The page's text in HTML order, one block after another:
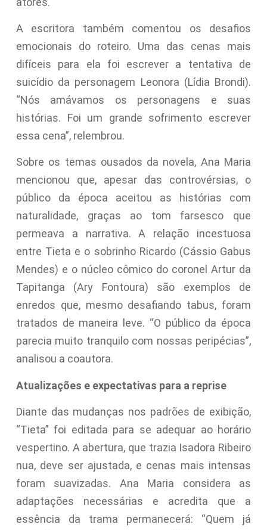
A escritora também comentou os desafios
emocionais do roteiro. Uma das cenas mais
difíceis para ela foi escrever a tentativa de
suicídio da personagem Leonora (Lídia Brondi).
“Nós amávamos os personagens e suas
histórias. Foi um grande sofrimento escrever
essa cena”, relembrou.
Sobre os temas ousados da novela, Ana Maria
mencionou que, apesar das controvérsias, o
público da época aceitou as histórias com
naturalidade, graças ao tom farsesco que
permeava a narrativa. A relação incestuosa
entre Tieta e o sobrinho Ricardo (Cássio Gabus
Mendes) e o núcleo cômico do coronel Artur da
Tapitanga (Ary Fontoura) são exemplos de
enredos que, mesmo desafiando tabus, foram
tratados de maneira leve. “O público da época
parecia muito tranquilo com nossas peripécias”,
analisou a coautora.
Atualizações e expectativas para a reprise
Diante das mudanças nos padrões de exibição,
“Tieta” foi editada para se adequar ao horário
vespertino. A abertura, que trazia Isadora Ribeiro
nua, deve ser ajustada, e cenas mais intensas
foram suavizadas. Ana Maria considera as
adaptações necessárias e acredita que a
essência da trama permanecerá: “Quem já